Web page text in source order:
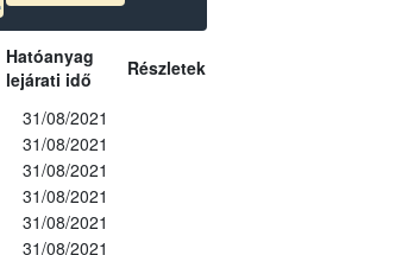
Hatóanyag
lejárati idő
Részletek
31/08/2021
31/08/2021
31/08/2021
31/08/2021
31/08/2021
31/08/2021